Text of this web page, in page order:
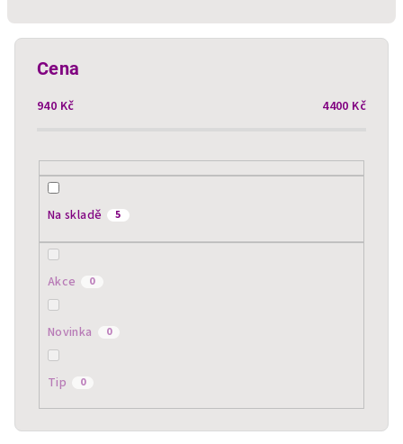
Cena
940 Kč 4400 Kč
Na skladě 5
Akce 0
Novinka 0
Tip 0